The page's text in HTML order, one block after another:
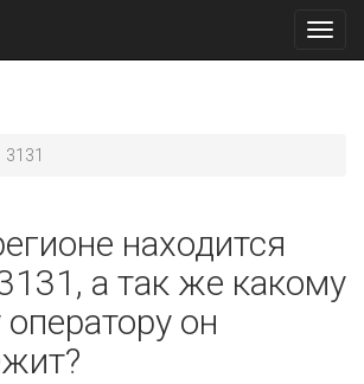
3131
находится
а так же какому
он